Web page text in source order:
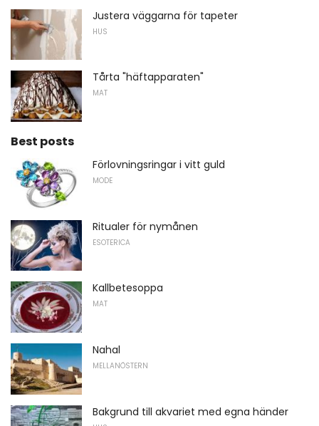
Justera väggarna för tapeter
HUS
Tårta "häftapparaten"
MAT
Best posts
Förlovningsringar i vitt guld
MODE
Ritualer för nymånen
ESOTERICA
Kallbetesoppa
MAT
Nahal
MELLANÖSTERN
Bakgrund till akvariet med egna händer